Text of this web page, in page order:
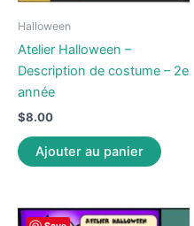
Halloween
Atelier Halloween –
Description de costume – 2e
année
$8.00
Ajouter au panier